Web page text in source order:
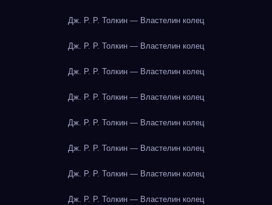
Дж. Р. Р. Толкин — Властелин колец
Дж. Р. Р. Толкин — Властелин колец
Дж. Р. Р. Толкин — Властелин колец
Дж. Р. Р. Толкин — Властелин колец
Дж. Р. Р. Толкин — Властелин колец
Дж. Р. Р. Толкин — Властелин колец
Дж. Р. Р. Толкин — Властелин колец
Дж. Р. Р. Толкин — Властелин колец